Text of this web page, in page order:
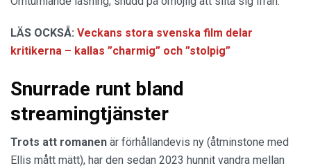
LÄS OCKSÅ: Veckans stora svenska film delar
kritikerna – kallas ”charmig” och ”stolpig”
Snurrade runt bland
streamingtjänster
Trots att romanen är förhållandevis ny (åtminstone med
Ellis mått mätt), har den sedan 2023 hunnit vandra mellan